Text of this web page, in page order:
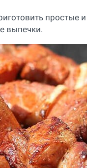
выпечки.